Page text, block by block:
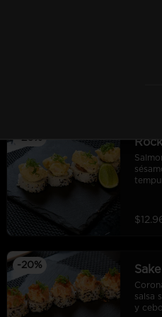
-20%
-20%
salsa
y